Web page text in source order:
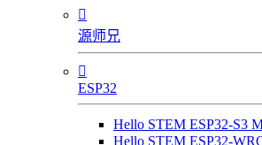

源师兄

ESP32
Hello STEM ESP32-S3
Hello STEM ESP32-